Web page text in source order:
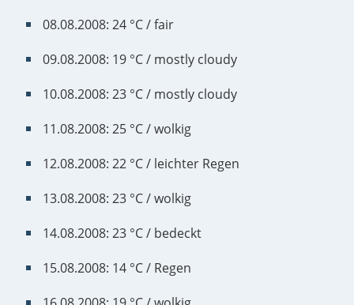
08.08.2008: 24 °C / fair
09.08.2008: 19 °C / mostly cloudy
10.08.2008: 23 °C / mostly cloudy
11.08.2008: 25 °C / wolkig
12.08.2008: 22 °C / leichter Regen
13.08.2008: 23 °C / wolkig
14.08.2008: 23 °C / bedeckt
15.08.2008: 14 °C / Regen